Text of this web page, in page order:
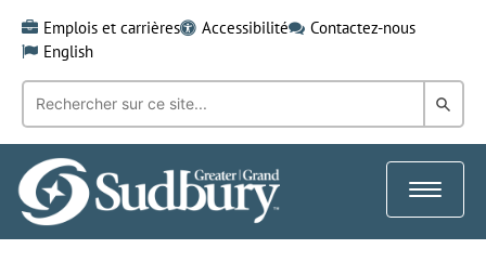
content
Emplois et carrières Accessibilité
Contactez-nous
English
Recherche
mot-
clé:
dans
Toggle